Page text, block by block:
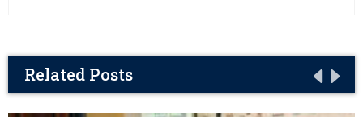
Related Posts